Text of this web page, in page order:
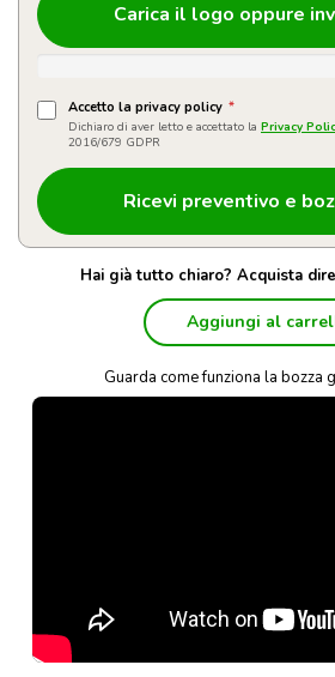
Carica il logo oppure
Accetto la privacy policy *
Dichiaro di aver letto e accettato la Privacy
2016/679 GDPR
Hai già tutto chiaro? Acquista
Aggiungi al
Guarda come funziona la bozza